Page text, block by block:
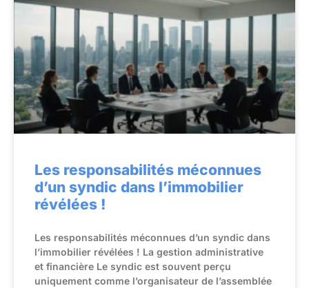
Les responsabilités méconnues
d’un syndic dans l’immobilier
révélées !
Les responsabilités méconnues d’un syndic dans
l’immobilier révélées ! La gestion administrative
et financière Le syndic est souvent perçu
uniquement comme l’organisateur de l’assemblée